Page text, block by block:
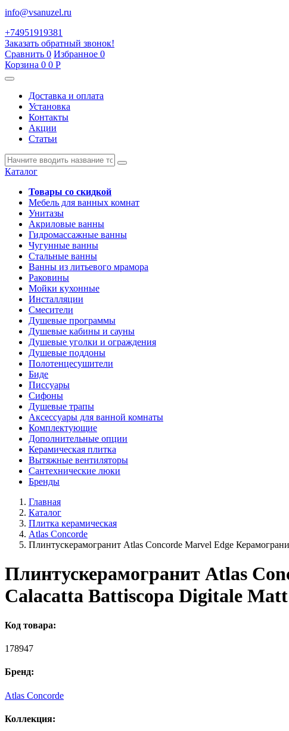
info@vsanuzel.ru
+74951919381
Заказать обратный звонок!
Сравнить 0 Избранное 0
Корзина 0 0 Р
Доставка и оплата
Установка
Контакты
Акции
Статьи
Каталог
Товары со скидкой
Мебель для ванных комнат
Унитазы
Акриловые ванны
Гидромассажные ванны
Чугунные ванны
Стальные ванны
Ванны из литьевого мрамора
Раковины
Мойки кухонные
Инсталляции
Смесители
Душевые программы
Душевые кабины и сауны
Душевые уголки и ограждения
Душевые поддоны
Полотенцесушители
Биде
Писсуары
Сифоны
Душевые трапы
Аксессуары для ванной комнаты
Комплектующие
Дополнительные опции
Керамическая плитка
Вытяжные вентиляторы
Сантехнические люки
Бренды
Главная
Каталог
Плитка керамическая
Atlas Concorde
Плинтускерамогранит Atlas Concorde Marvel Edge
Плинтускерамогранит Atlas
Calacatta Battiscopa Digitale Matt
Код товара:
178947
Бренд:
Atlas Concorde
Коллекция: